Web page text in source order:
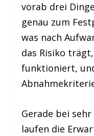
vorab drei
genau zum
was nach
das Risiko
funktioniert,
Gerade bei
laufen die